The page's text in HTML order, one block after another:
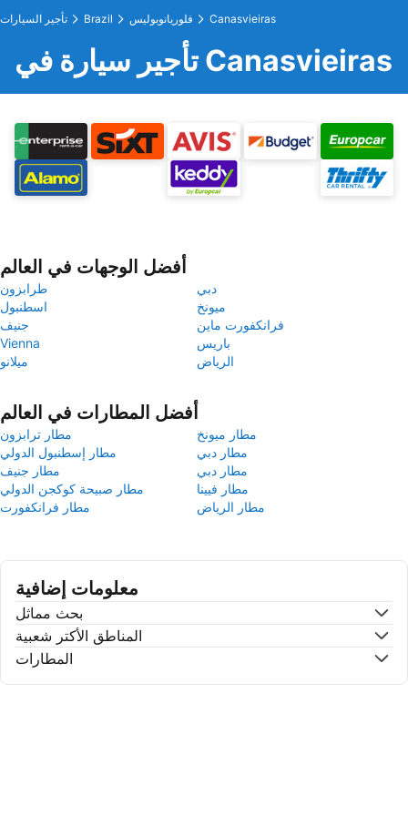
تأجير السيارات Brazil فلوريانوبوليس Canasvieiras
تأجير سيارة في Canasvieiras
أفضل الوجهات في العالم
طرابزون
دبي
اسطنبول
ميونخ
جنيف
فرانكفورت ماين
Vienna
باريس
ميلانو
الرياض
أفضل المطارات في العالم
مطار ترابزون
مطار ميونخ
مطار إسطنبول الدولي
مطار دبي
مطار جنيف
مطار دبي
مطار صبيحة كوكجن الدولي
مطار فيينا
مطار فرانكفورت
مطار الرياض
معلومات إضافية
بحث مماثل
المناطق الأكتر شعبية
المطارات